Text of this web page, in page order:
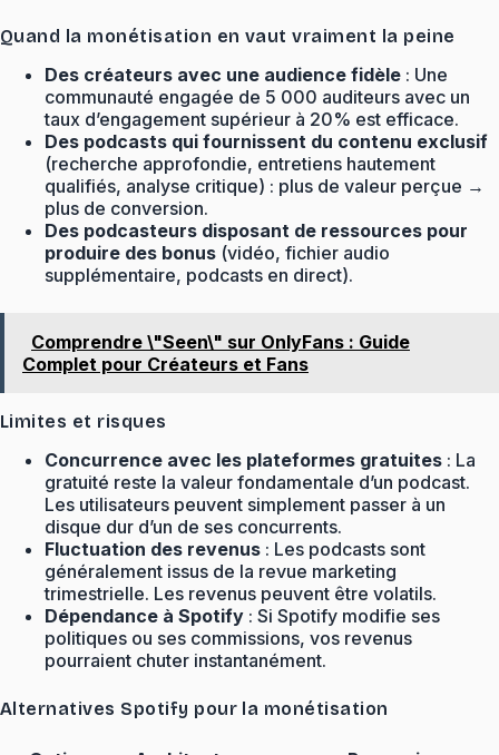
Quand la monétisation en vaut vraiment la peine
Des créateurs avec une audience fidèle : Une
communauté engagée de 5 000 auditeurs avec un
taux d’engagement supérieur à 20% est efficace.
Des podcasts qui fournissent du contenu exclusif
(recherche approfondie, entretiens hautement
qualifiés, analyse critique) : plus de valeur perçue →
plus de conversion.
Des podcasteurs disposant de ressources pour
produire des bonus (vidéo, fichier audio
supplémentaire, podcasts en direct).
Comprendre \"Seen\" sur OnlyFans : Guide
Complet pour Créateurs et Fans
Limites et risques
Concurrence avec les plateformes gratuites : La
gratuité reste la valeur fondamentale d’un podcast.
Les utilisateurs peuvent simplement passer à un
disque dur d’un de ses concurrents.
Fluctuation des revenus : Les podcasts sont
généralement issus de la revue marketing
trimestrielle. Les revenus peuvent être volatils.
Dépendance à Spotify : Si Spotify modifie ses
politiques ou ses commissions, vos revenus
pourraient chuter instantanément.
Alternatives Spotify pour la monétisation